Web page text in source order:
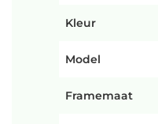
Kleur
Model
Framemaat